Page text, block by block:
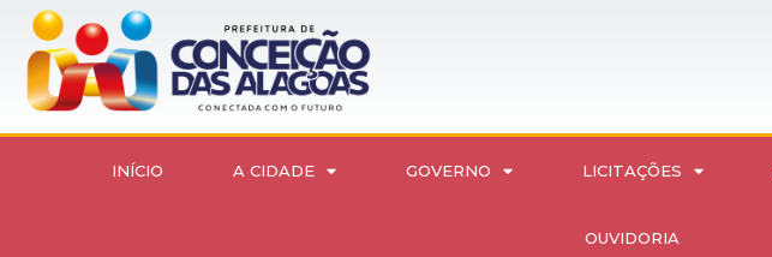
INÍCIO A CIDADE GOVERNO LICITAÇÕES
OUVIDORIA